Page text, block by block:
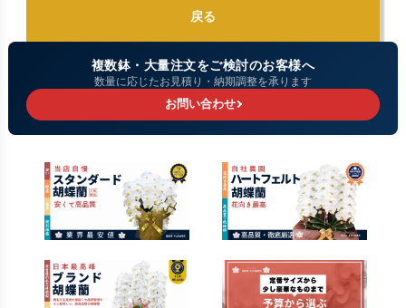
戻る
複数鉢・大量注文をご検討のお客様へ
数量に応じたお見積り・納期調整を承ります
お問い合わせ